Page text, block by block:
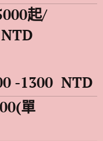
起/
NTD
-1300 NTD
單